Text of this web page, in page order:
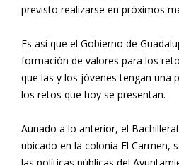
previsto realizarse en próximos
Es así que el Gobierno de
formación de valores para los
que las y los jóvenes tengan una
los retos que hoy se presentan.
Aunado a lo anterior, el
ubicado en la colonia El Carmen,
las políticas públicas del